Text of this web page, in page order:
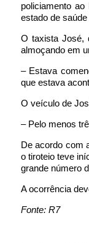
policiamento
estado de saúde
O taxista José,
almoçando em
– Estava
que estava
O veículo de
– Pelo menos
De acordo com
o tiroteio teve
grande número
A ocorrência
Fonte: R7